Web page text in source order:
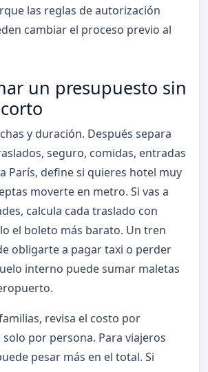
las reglas de autorización
cambiar el proceso previo al
un presupuesto sin
y duración. Después separa
seguro, comidas, entradas
París, define si quieres hotel muy
moverte en metro. Si vas a
calcula cada traslado con
el boleto más barato. Un tren
obligarte a pagar taxi o perder
interno puede sumar maletas
revisa el costo por
por persona. Para viajeros
pesar más en el total. Si